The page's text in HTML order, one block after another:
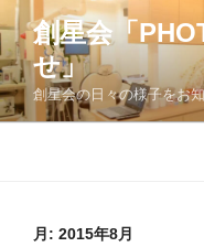
ン
テ
ン
ツ
創星会「
せ」
創星会の日々の様子をお
月: 2015年8月